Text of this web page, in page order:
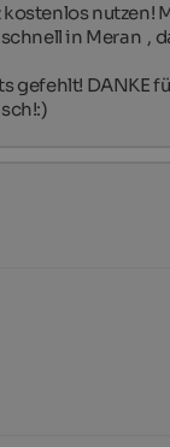
kostenlos nutzen!
in Meran  ,
gefehlt! DANKE